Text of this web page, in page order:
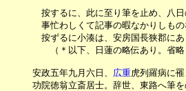
按するに、此に至り筆を止め、八日の
事忙わしくて記事の暇なかりしもの
按ずるに小湊は、安房国長狭郡にあり
（＊以下、日蓮の略伝あり。省略
安政五年九月六日、 広重虎列羅病に
功院徳翁立斎居士。辞世、東路へ筆を